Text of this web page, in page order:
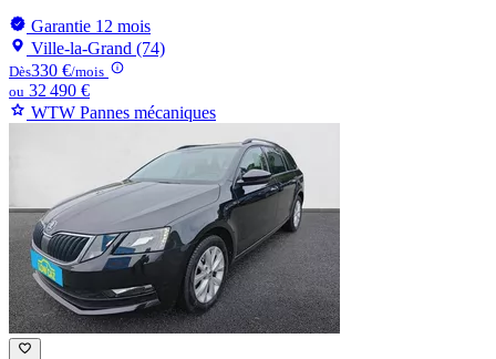
Garantie 12 mois
Ville-la-Grand (74)
Dès330 €/mois
ou 32 490 €
WTW Pannes mécaniques